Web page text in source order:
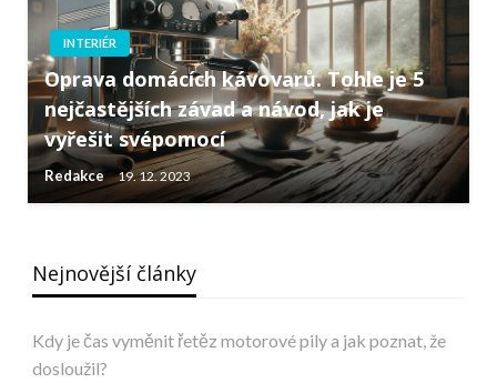
INTERIÉR
Oprava domácích kávovarů. Tohle je 5
nejčastějších závad a návod, jak je
vyřešit svépomocí
Redakce 19. 12. 2023
Nejnovější články
Kdy je čas vyměnit řetěz motorové pily a jak poznat, že
dosloužil?